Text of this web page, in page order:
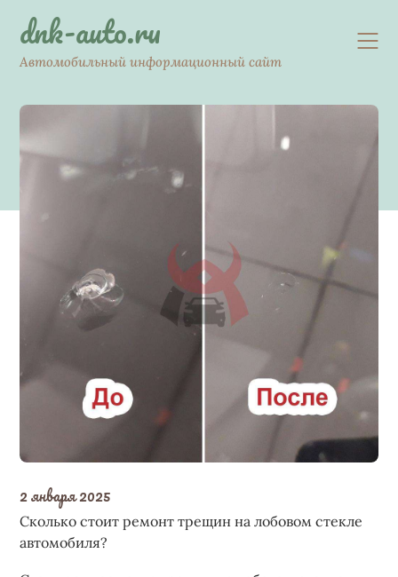
contentdnk-auto.ru
Автомобильный информационный сайт
2 января 2025
Сколько стоит ремонт трещин на лобовом стекле
автомобиля?